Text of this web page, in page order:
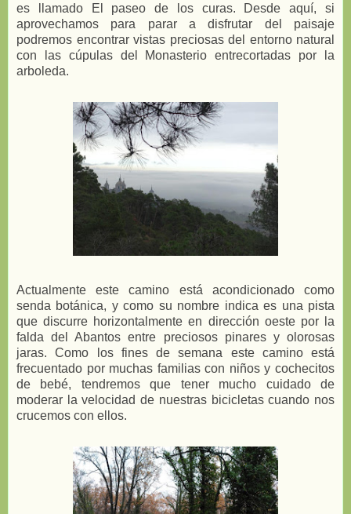
es llamado El paseo de los curas. Desde aquí, si
aprovechamos para parar a disfrutar del paisaje
podremos encontrar vistas preciosas del entorno natural
con las cúpulas del Monasterio entrecortadas por la
arboleda.
Actualmente este camino está acondicionado como
senda botánica, y como su nombre indica es una pista
que discurre horizontalmente en dirección oeste por la
falda del Abantos entre preciosos pinares y olorosas
jaras. Como los fines de semana este camino está
frecuentado por muchas familias con niños y cochecitos
de bebé, tendremos que tener mucho cuidado de
moderar la velocidad de nuestras bicicletas cuando nos
crucemos con ellos.